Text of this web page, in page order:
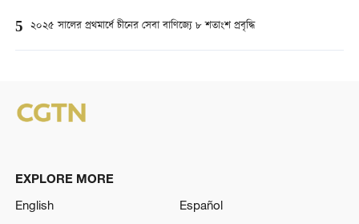
5 ২০২৫ সালের প্রথমার্ধে চীনের সেবা বাণিজ্যে ৮ শতাংশ প্রবৃদ্ধি
EXPLORE MORE
English
Español